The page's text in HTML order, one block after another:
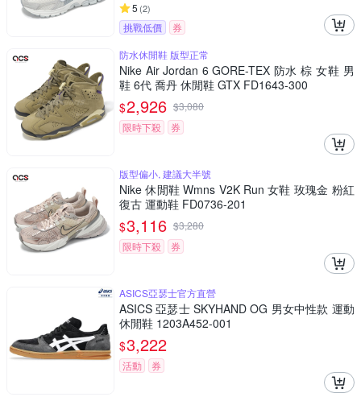
5 (2)
挑戰低價
券
防水休閒鞋 版型正常
Nike Air Jordan 6 GORE-TEX 防水 棕 女鞋 男
鞋 6代 喬丹 休閒鞋 GTX FD1643-300
$2,926 $3,080
限時下殺
券
版型偏小, 建議大半號
Nike 休閒鞋 Wmns V2K Run 女鞋 玫瑰金 粉紅
復古 運動鞋 FD0736-201
$3,116 $3,280
限時下殺
券
ASICS亞瑟士官方直營
ASICS 亞瑟士 SKYHAND OG 男女中性款 運動
休閒鞋 1203A452-001
$3,222
活動 券